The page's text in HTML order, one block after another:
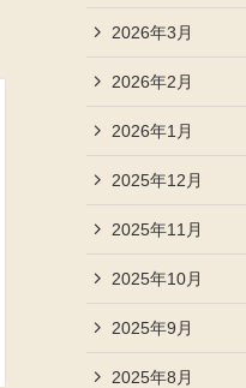
2026年3月
2026年2月
2026年1月
2025年12月
2025年11月
2025年10月
2025年9月
2025年8月